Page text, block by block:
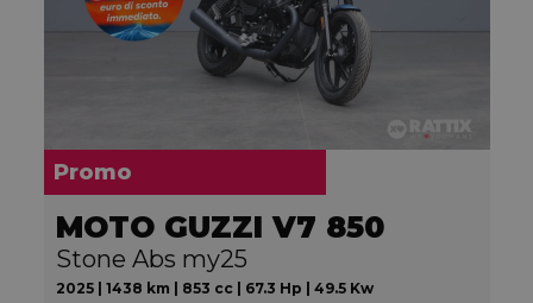
Promo
MOTO GUZZI V7 850
Stone Abs my25
2025 | 1438 km | 853 cc | 67.3 Hp | 49.5 Kw